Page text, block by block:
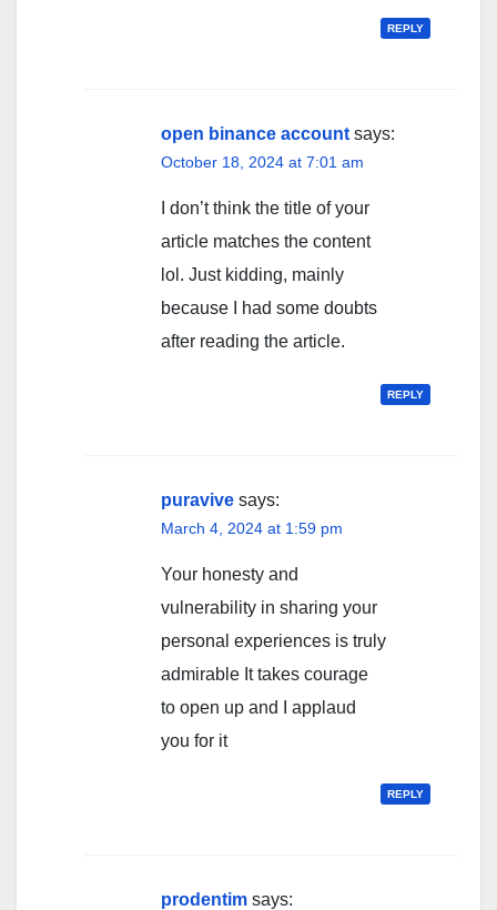
REPLY
open binance account says:
October 18, 2024 at 7:01 am
I don’t think the title of your
article matches the content
lol. Just kidding, mainly
because I had some doubts
after reading the article.
REPLY
puravive says:
March 4, 2024 at 1:59 pm
Your honesty and
vulnerability in sharing your
personal experiences is truly
admirable It takes courage
to open up and I applaud
you for it
REPLY
prodentim says: